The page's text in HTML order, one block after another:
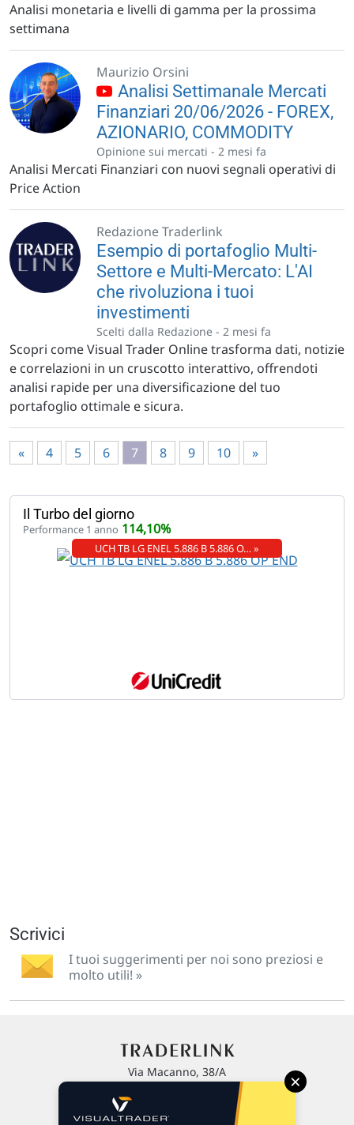
Analisi monetaria e livelli di gamma per la prossima
settimana
Maurizio Orsini
Finanziari 20/06/2026 - FOREX,
AZIONARIO, COMMODITY
Opinione sui mercati - 2 mesi fa
Analisi Mercati Finanziari con nuovi segnali operativi di
Price Action
Redazione Traderlink
Esempio di portafoglio Multi-
Settore e Multi-Mercato: L'AI
che rivoluziona i tuoi
investimenti
Scelti dalla Redazione - 2 mesi fa
Scopri come Visual Trader Online trasforma dati, notizie
e correlazioni in un cruscotto interattivo, offrendoti
analisi rapide per una diversificazione del tuo
portafoglio ottimale e sicura.
« 4 5 6 7 8 9 10 »
Il Turbo del giorno
Performance 1 anno 114,10%
UCH TB LG ENEL 5.886 B 5.886 O… »
Scrivici
I tuoi suggerimenti per noi sono preziosi e
molto utili! »
Via Macanno, 38/A
P.IVA 02 452 460 401
×